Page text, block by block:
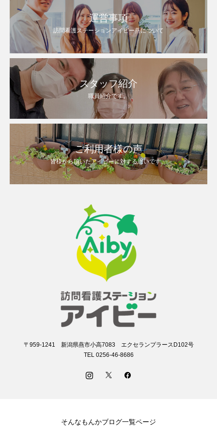
運営事項
訪問看護ステーションアイビー燕について
スタッフ紹介
職員紹介です。
ご利用者様の声
皆様から頂いたアイビーに対する思いです。
〒959-1241 新潟県燕市小高7083 エクセランプラースD102号
TEL 0256-46-8686
そんなもんかブログ一覧ページ